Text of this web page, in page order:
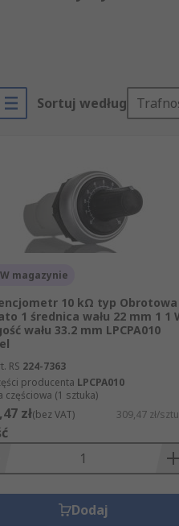
Sortuj według
W magazynie
10 kΩ typ Obrotowa
1 średnica wału 22 mm 1 1
wału 33.2 mm LPCPA010
RS 224-7363
producenta LPCPA010
częściowa (1 sztuka)
zł(bez VAT) 309,47 zł/
Dodaj